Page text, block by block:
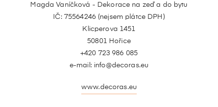
Magda Vaníčková - Dekorace na zeď a do bytu
IČ: 75564246 (nejsem plátce DPH)
Klicperova 1451
50801 Hořice
+420 723 986 085
e-mail: info@decoras.eu
www.decoras.eu